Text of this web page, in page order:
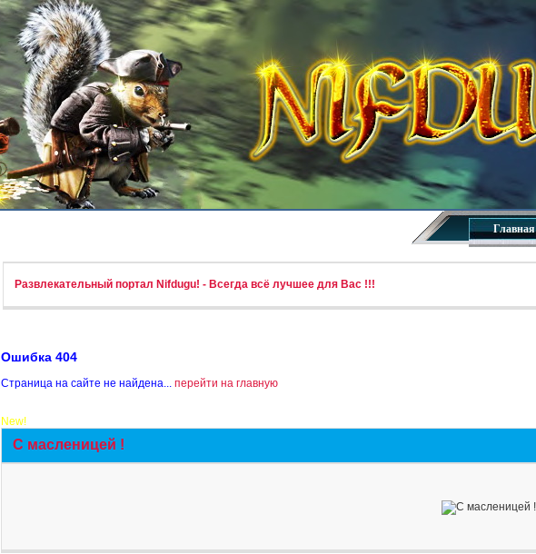
Главная
Развлекательный портал Nifdugu! - Всегда всё лучшее для Вас !!!
Ошибка 404
Страница на сайте не найдена... перейти на главную
New!
С масленицей !